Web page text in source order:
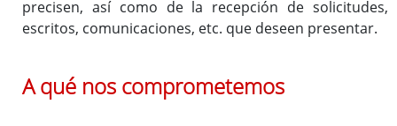
precisen, así como de la recepción de solicitudes,
escritos, comunicaciones, etc. que deseen presentar.
A qué nos comprometemos